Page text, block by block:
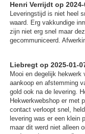
Henri Verrijdt op
Leveringstijd is niet heel
waard. Erg vakkundige
zijn niet erg snel maar
gecommuniceerd.
Liebregt op 2025-01-
Mooi en degelijk
aankoop en afstemming
gold ook na de levering.
Hekwerkwebshop er met
contact verloopt snel,
levering was er een klein
maar dit werd niet alleen